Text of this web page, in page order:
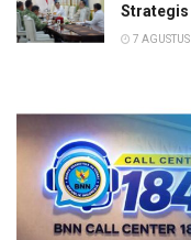
Strategis
7